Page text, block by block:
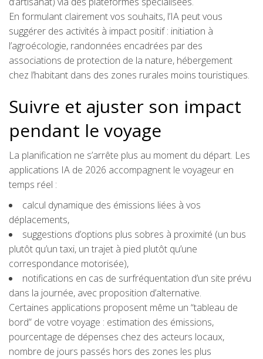
En formulant clairement vos souhaits, l’IA peut vous
suggérer des activités à impact positif : initiation à
l’agroécologie, randonnées encadrées par des
associations de protection de la nature, hébergement
chez l’habitant dans des zones rurales moins touristiques.
Suivre et ajuster son impact
pendant le voyage
La planification ne s’arrête plus au moment du départ. Les
applications IA de 2026 accompagnent le voyageur en
temps réel :
calcul dynamique des émissions liées à vos
déplacements,
suggestions d’options plus sobres à proximité (un bus
plutôt qu’un taxi, un trajet à pied plutôt qu’une
correspondance motorisée),
notifications en cas de surfréquentation d’un site prévu
dans la journée, avec proposition d’alternative.
Certaines applications proposent même un “tableau de
bord” de votre voyage : estimation des émissions,
pourcentage de dépenses chez des acteurs locaux,
nombre de jours passés hors des zones les plus